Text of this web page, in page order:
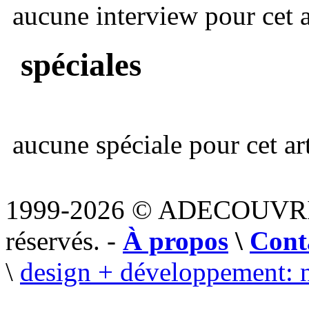
aucune interview pour cet
spéciales
aucune spéciale pour cet
1999-2026 ©
réservés. - À propos \
\ design + développement: